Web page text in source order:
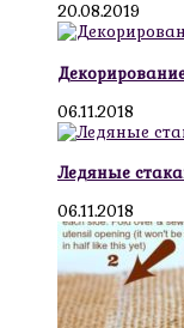
20.08.2019
06.11.2018
Ледяные
06.11.2018